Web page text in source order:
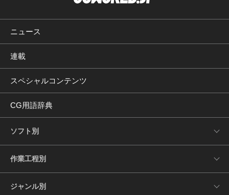
ニュース
連載
スペシャルコンテンツ
CG用語辞典
ソフト別
作業工程別
ジャンル別